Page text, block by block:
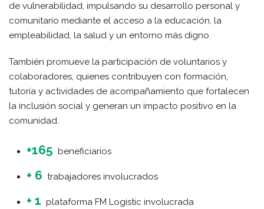
de vulnerabilidad, impulsando su desarrollo personal y
comunitario mediante el acceso a la educación, la
empleabilidad, la salud y un entorno más digno.
También promueve la participación de voluntarios y
colaboradores, quienes contribuyen con formación,
tutoría y actividades de acompañamiento que fortalecen
la inclusión social y generan un impacto positivo en la
comunidad.
+165 beneficiarios
+ 6 trabajadores involucrados
+ 1 plataforma FM Logistic involucrada